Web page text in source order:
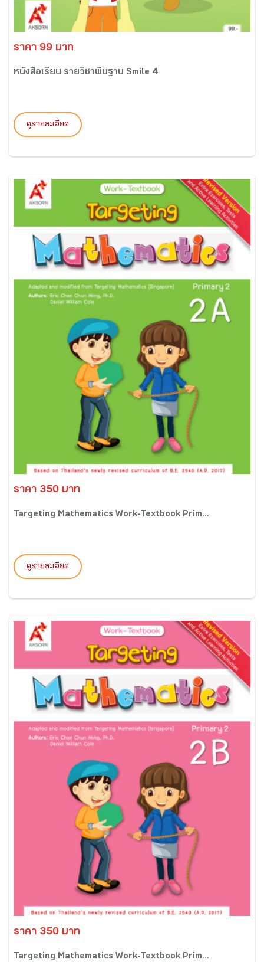
ราคา 99 บาท
หนังสือเรียน รายวิชาพื้นฐาน Smile 4
ดูรายละเอียด
ราคา 350 บาท
Targeting Mathematics Work-Textbook Prim...
ดูรายละเอียด
ราคา 350 บาท
Targeting Mathematics Work-Textbook Prim...